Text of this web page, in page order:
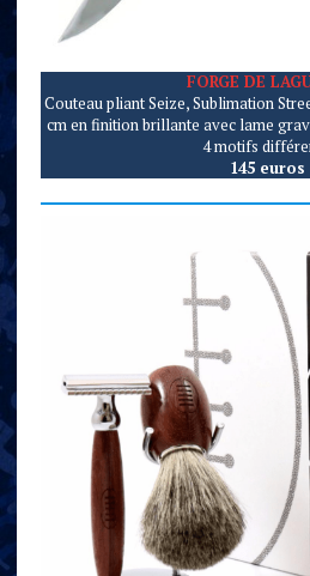
FORGE DE
Couteau pliant Seize, Sublimation
cm en finition brillante avec lame
4 motifs
145 euros